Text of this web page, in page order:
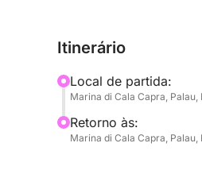
nadar e praticar snorkel.
Máscaras, snorkels e
aproveite ao máximo
Diversos destinos são
Itinerário
Local de partida:
Marina di Cala Capra, Palau,
Retorno às:
Marina di Cala Capra, Palau,